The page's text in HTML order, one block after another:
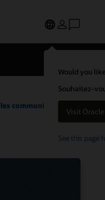
Would you
Souhaitez-
Visit
See this page
communications